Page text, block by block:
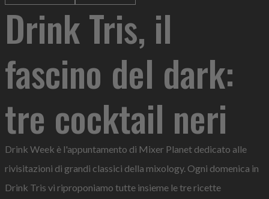
Drink Tris, il
fascino del dark:
tre cocktail neri
Drink Week è l'appuntamento di Mixer Planet dedicato alle
rivisitazioni di grandi classici della mixology. Ogni domenica in
Drink Tris vi riproponiamo tutte insieme le tre ricette